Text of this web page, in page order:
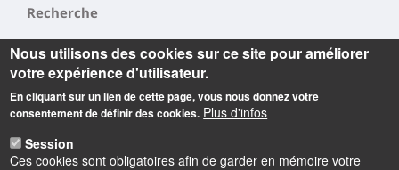
Recherche
LI²RSO
CBM
INEM
Nous utilisons des cookies sur ce site pour améliorer
votre expérience d'utilisateur.
En cliquant sur un lien de cette page, vous nous donnez votre
consentement de définir des cookies. Plus d'infos
Session
Ces cookies sont obligatoires afin de garder en mémoire votre